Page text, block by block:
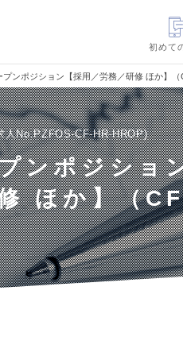
初めて
プンポジション【採用／労務／研修 ほか】
人No.PZFOS-CF-HR-HROP
ンポジショ
ほか】（